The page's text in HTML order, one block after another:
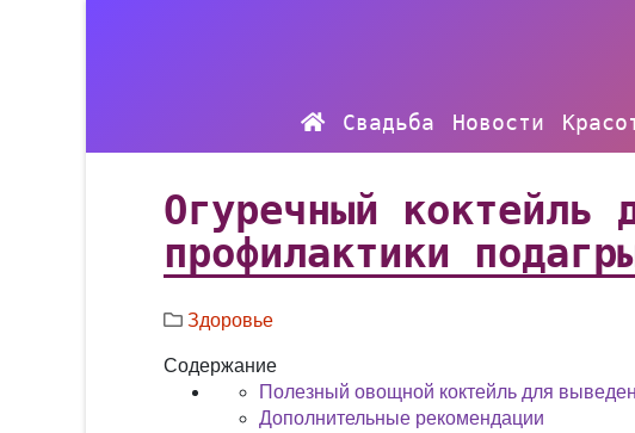
Свадьба Новости
Огуречный коктейль
профилактики
Здоровье
Содержание
Полезный овощной коктейль для
Дополнительные рекомендации